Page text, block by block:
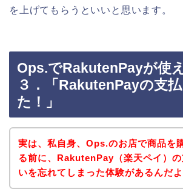
を上げてもらうといいと思います。
Ops.でRakutenPayが使
３．「RakutenPayの支
た！」
実は、私自身、Ops.のお店で商品を
る前に、RakutenPay（楽天ペイ）の
いを忘れてしまった体験があるんだ